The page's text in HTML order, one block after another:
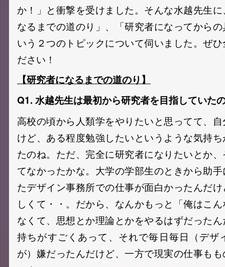
か！」と衝撃を受けました。そんな水越先生
なるまでの道のり」、「研究者になってから
いう２つのトピックについて伺いました。ぜ
ださい！
【研究者になるまでの道のり】
Q1. 水越先生は最初から研究者を目指していた
高校の頃から人類学をやりたいと思ってて、
けど、ある程度勉強したいというような気持
たのね。ただ、完全に研究者になりたいとか
てなかったかな。大学の学部生のときから助
たデザイン事務所での仕事が面白かったんだ
しくて・・。だから、なんかもっと「俺はこ
なくて、思想とか理論とかをやるはずだった
持ちがすごくあって、それで毎日毎日（デザ
が）嫌だったんだけど、一方で現実の仕事も